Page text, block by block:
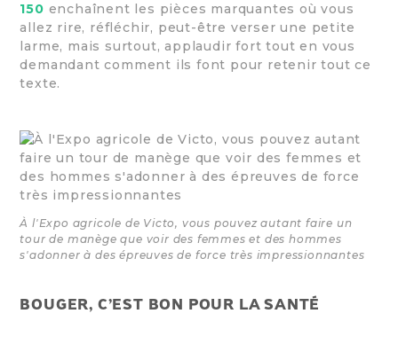
150 enchaînent les pièces marquantes où vous
allez rire, réfléchir, peut-être verser une petite
larme, mais surtout, applaudir fort tout en vous
demandant comment ils font pour retenir tout ce
texte.
À l'Expo agricole de Victo, vous pouvez autant faire un
tour de manège que voir des femmes et des hommes
s'adonner à des épreuves de force très impressionnantes
BOUGER, C’EST BON POUR LA SANTÉ